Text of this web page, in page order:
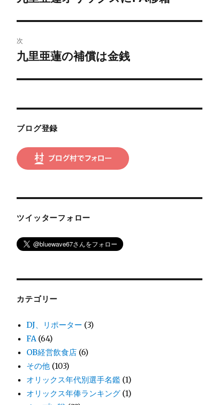
ビ
ゲ
ー
投
稿:
次
次
投
九里亜蓮の補償は金銭
ブログ登録
ツイッターフォロー
カテゴリー
DJ、リポーター (3)
FA(64)
OB経営飲食店 (6)
その他 (103)
オリックス年代別選手名鑑 (1)
オリックス年俸ランキング (1)